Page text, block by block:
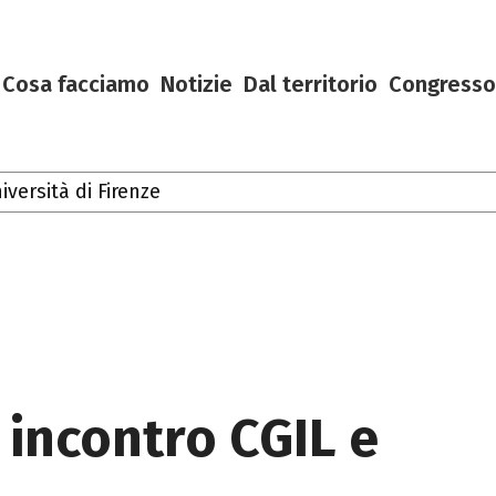
Cosa facciamo Notizie Dal territorio
di Firenze
CGIL e